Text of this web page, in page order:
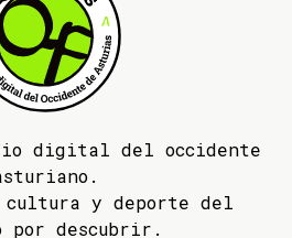
digital del occidente
cultura y deporte del
por descubrir.